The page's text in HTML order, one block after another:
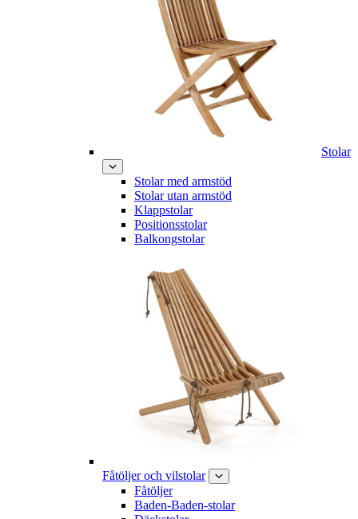
Stolar
Stolar med armstöd
Stolar utan armstöd
Klappstolar
Positionsstolar
Balkongstolar
Fåtöljer och vilstolar
Fåtöljer
Baden-Baden-stolar